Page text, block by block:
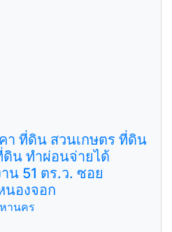
า ที่ดิน สวนเกษตร ที่ดิน
น ทำผ่อนจ่ายได้
น 51 ตร.ว. ซอย
นองจอก
านคร